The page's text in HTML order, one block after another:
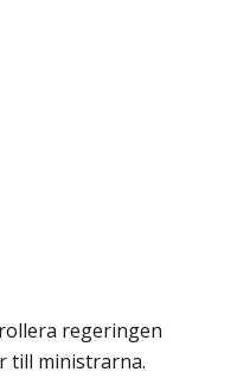
regeringen
till ministrarna.